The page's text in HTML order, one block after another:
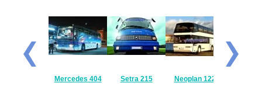
Mercedes 404 Setra 215 Neoplan 122